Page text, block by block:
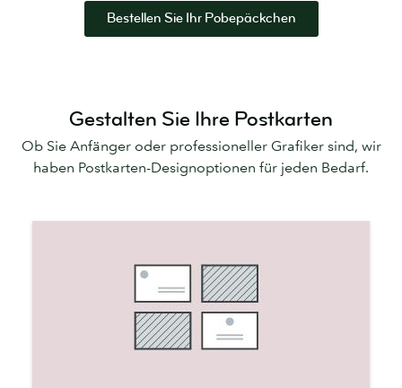
Bestellen Sie Ihr Pobepäckchen
Gestalten Sie Ihre Postkarten
Ob Sie Anfänger oder professioneller Grafiker sind, wir
haben Postkarten-Designoptionen für jeden Bedarf.